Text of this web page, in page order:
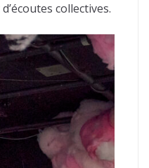
collectives.